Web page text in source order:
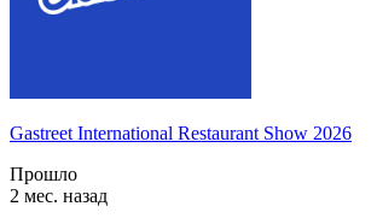
Gastreet International Restaurant Show 2026
Прошло
2 мес. назад